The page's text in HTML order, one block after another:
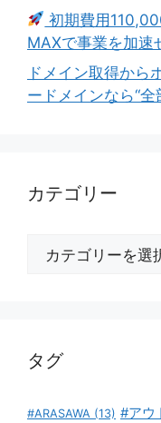
初期費用
MAXで事業を加速
ドメイン取得から
ードメインなら“全
カテゴリー
タグ
#ARASAWA (13) #アウ